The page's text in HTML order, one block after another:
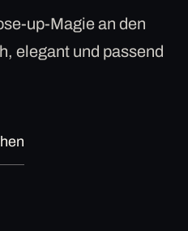
up-Magie an den
elegant und passend